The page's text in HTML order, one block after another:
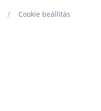
/ Cookie beállítás